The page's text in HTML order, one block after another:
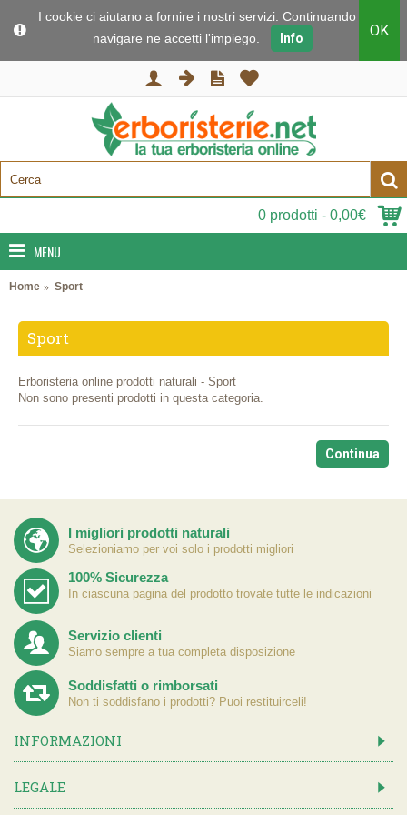
I cookie ci aiutano a fornire i nostri servizi. Continuando a
navigare ne accetti l'impiego.
Info OK
0 prodotti - 0,00€
MENU
Home Sport
Sport
Erboristeria online prodotti naturali - Sport
Non sono presenti prodotti in questa categoria.
Continua
I migliori prodotti naturali
Selezioniamo per voi solo i prodotti migliori
100% Sicurezza
In ciascuna pagina del prodotto trovate tutte le indicazioni
Servizio clienti
Siamo sempre a tua completa disposizione
Soddisfatti o rimborsati
Non ti soddisfano i prodotti? Puoi restituirceli!
INFORMAZIONI
LEGALE